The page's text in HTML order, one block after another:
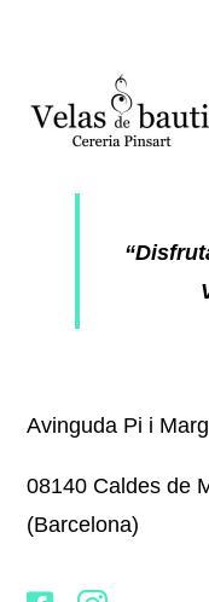
Avinguda Pi i
08140 Caldes de
(Barcelona)